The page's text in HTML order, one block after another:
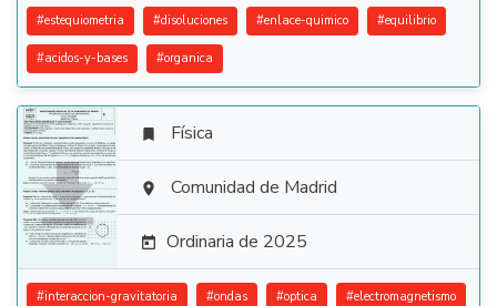
#estequiometria #disoluciones #enlace-quimico #equilibrio
#acidos-y-bases #organica

 Física
 Comunidad de Madrid
 Ordinaria de 2025
#interaccion-gravitatoria #ondas #optica #electromagnetismo